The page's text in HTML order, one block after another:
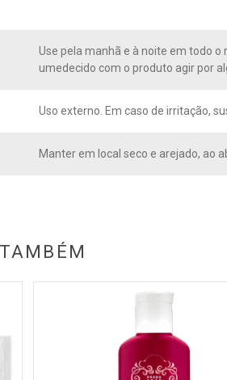
Use pela manhã e à noite em todo
umedecido com o produto agir por
Uso externo. Em caso de irritação,
Manter em local seco e arejado, ao